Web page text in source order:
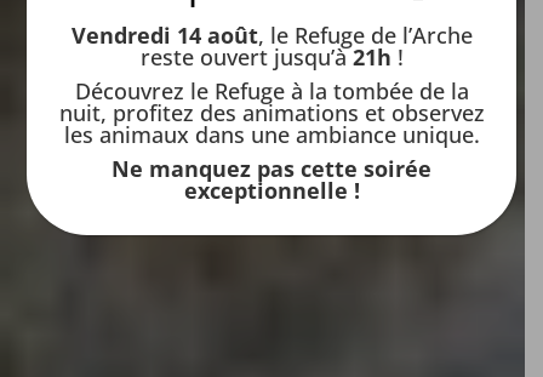
Vendredi 14 août, le Refuge de l’Arche
reste ouvert jusqu’à21h !
Découvrez le Refuge à la tombée de la
nuit, profitez des animations et observez
les animaux dans une ambiance unique.
Ne manquez pas cette soirée
exceptionnelle !